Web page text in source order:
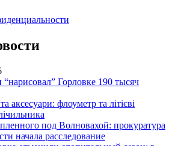
Горловке 190 тысяч
аксесуари: флоуметр та літієві
под Волновахой: прокуратура
начала расследование